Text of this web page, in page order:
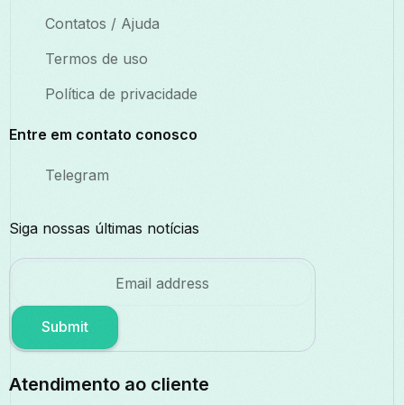
Contatos / Ajuda
Termos de uso
Política de privacidade
Entre em contato conosco
Telegram
Siga nossas últimas notícias
Submit
Atendimento ao cliente